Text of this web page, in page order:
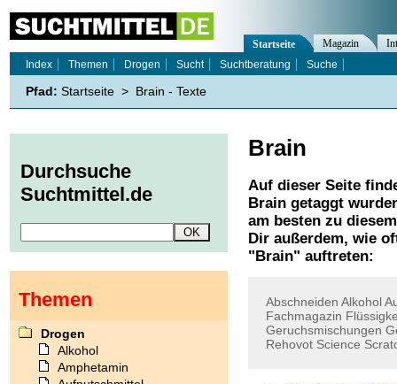
Brain
Auf dieser Seite
Brain getaggt
am besten zu
Dir außerdem, wie
" Brain" auftreten:
Abschneiden Alkohol
Fachmagazin
Geruchsmischungen
Rehovot Science
Startseite Magazin
Index
Themen Drogen Sucht Suchtberatung Suche
Pfad: Startseite > Brain - Texte
Durchsuche
Suchtmittel.de
Themen
Drogen
Alkohol
Amphetamin